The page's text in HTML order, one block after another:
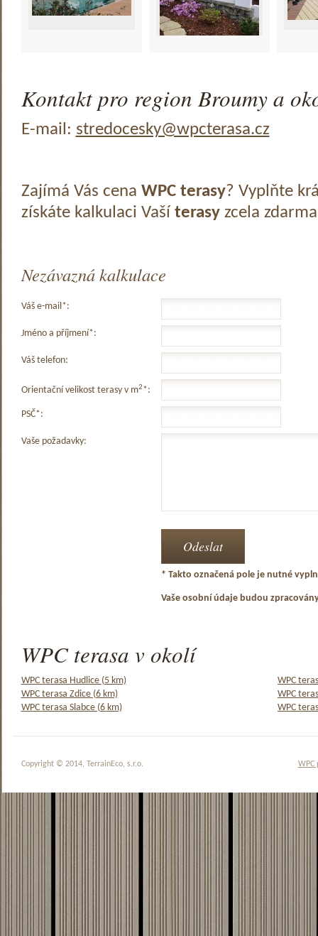
Kontakt pro region Broumy a
E-mail: stredocesky@wpcterasa.cz
Zajímá Vás cena WPC terasy? Vyplňte
získáte kalkulaci Vaší terasyzcela
Nezávazná kalkulace
Váš e-mail*:
Jméno a příjmení*:
Váš telefon:
Orientační velikost terasy v m2*:
PSČ*:
Vaše požadavky:
* Takto označená pole je nutné
Vaše osobní údaje budou
WPC terasa v okolí
WPC terasa Hudlice (5 km)
WPC
WPC terasa Zdice (6 km)
WPC
WPC terasa Slabce (6 km)
WPC
WPC
Copyright © 2014, TerrainEco, s.r.o.